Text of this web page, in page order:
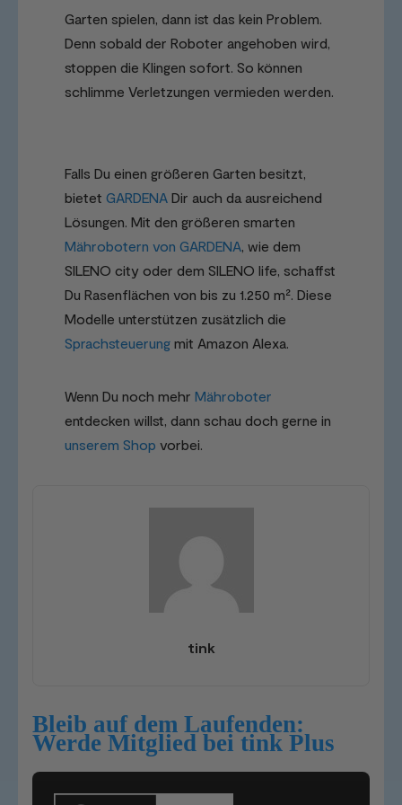
Garten spielen, dann ist das kein Problem.
Denn sobald der Roboter angehoben wird,
stoppen die Klingen sofort. So können
schlimme Verletzungen vermieden werden.
Falls Du einen größeren Garten besitzt,
bietet GARDENA Dir auch da ausreichend
Lösungen. Mit den größeren smarten
Mährobotern von GARDENA, wie dem
SILENO city oder dem SILENO life, schaffst
Du Rasenflächen von bis zu 1.250 m². Diese
Modelle unterstützen zusätzlich die
Sprachsteuerung mit Amazon Alexa.
Wenn Du noch mehr Mähroboter
entdecken willst, dann schau doch gerne in
unserem Shop vorbei.
tink
Bleib auf dem Laufenden:
Werde Mitglied bei tink Plus